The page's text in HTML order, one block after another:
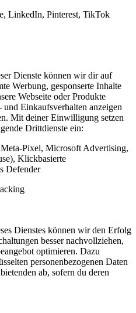
LinkedIn, Pinterest, TikTok
Dienste können wir dir auf
Werbung, gesponserte Inhalte
Webseite oder Produkte
und Einkaufsverhalten anzeigen
Mit deiner Einwilligung setzen
Drittdienste ein:
Pixel, Microsoft Advertising,
Klickbasierte
Defender
Dienstes können wir den Erfolg
besser nachvollziehen,
optimieren. Dazu
personenbezogenen Daten
ab, sofern du deren